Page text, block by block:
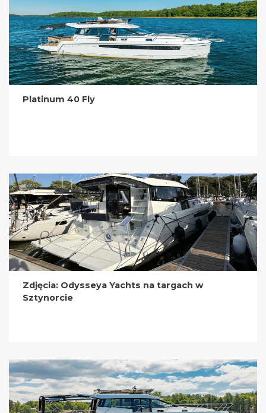
Platinum 40 Fly
Zdjęcia: Odysseya Yachts na targach w
Sztynorcie